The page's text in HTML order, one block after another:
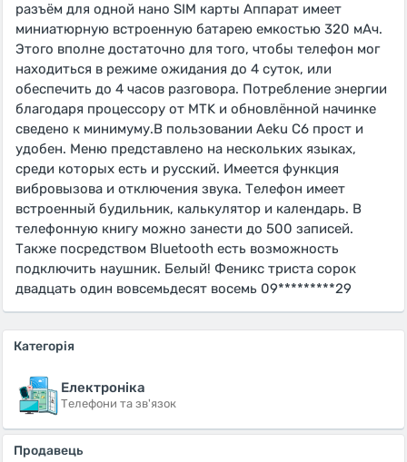
разъём для одной нано SIM карты Аппарат имеет
миниатюрную встроенную батарею емкостью 320 мАч.
Этого вполне достаточно для того, чтобы телефон мог
находиться в режиме ожидания до 4 суток, или
обеспечить до 4 часов разговора. Потребление энергии
благодаря процессору от MTK и обновлённой начинке
сведено к минимуму.В пользовании Aeku C6 прост и
удобен. Меню представлено на нескольких языках,
среди которых есть и русский. Имеется функция
вибровызова и отключения звука. Телефон имеет
встроенный будильник, калькулятор и календарь. В
телефонную книгу можно занести до 500 записей.
Также посредством Bluetooth есть возможность
подключить наушник. Белый! Феникс триста сорок
двадцать один вовсемьдесят восемь 09*********29
Категорія
Електроніка
Телефони та зв'язок
Продавець